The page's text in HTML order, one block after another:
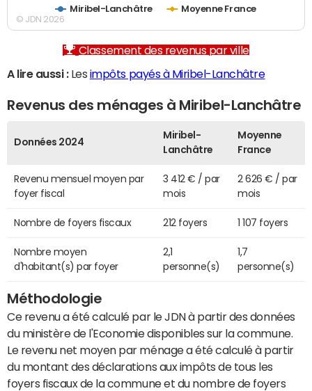
Miribel-Lanchâtre Moyenne France
© JDN 2026
Classement des revenus par ville
A lire aussi :Les impôts payés à Miribel-Lanchâtre
Revenus des ménages à Miribel-Lanchâtre
Données 2024
Miribel-
Lanchâtre
Moyenne
France
Revenu mensuel moyen par
foyer fiscal
3 412 € / par
mois
2 626 € / par
mois
Nombre de foyers fiscaux 212 foyers 1 107 foyers
Nombre moyen
d'habitant(s) par foyer
2,1
personne(s)
1,7
personne(s)
Méthodologie
Ce revenu a été calculé par le JDN à partir des données
du ministère de l'Economie disponibles sur la commune.
Le revenu net moyen par ménage a été calculé à partir
du montant des déclarations aux impôts de tous les
foyers fiscaux de la commune et du nombre de foyers